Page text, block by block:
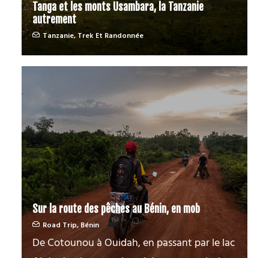
Tanga et les monts Usambara, la Tanzanie
autrement
Tanzanie, Trek Et Randonnée
Sur la route des pêches au Bénin, en mob
Road Trip, Bénin
De Cotounou à Ouidah, en passant par le lac